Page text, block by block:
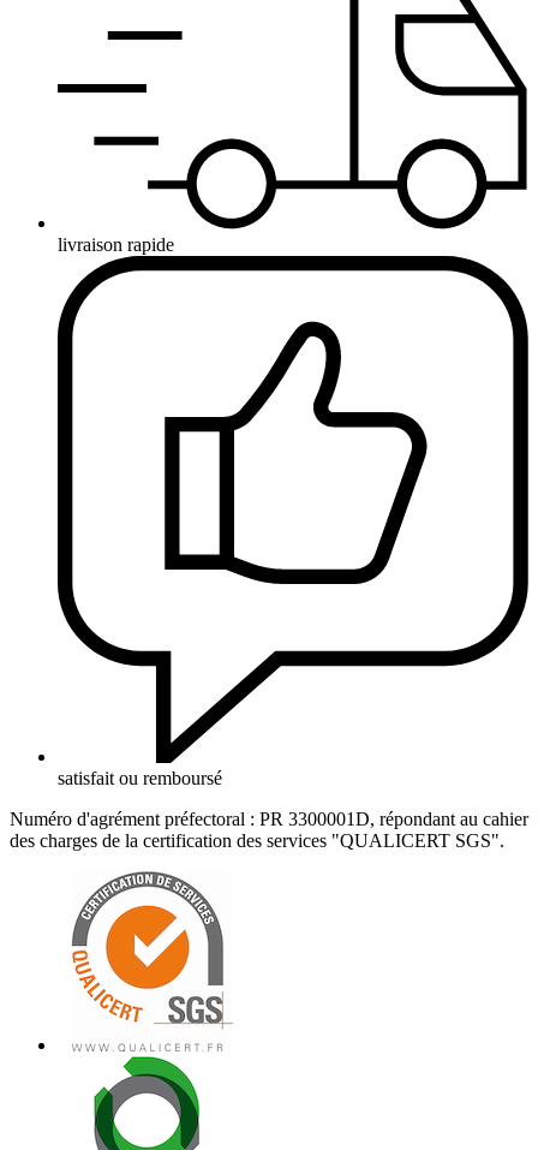
livraison rapide
satisfait ou remboursé
Numéro d'agrément préfectoral : PR 3300001D, répondant au cahier
des charges de la certification des services "QUALICERT SGS".